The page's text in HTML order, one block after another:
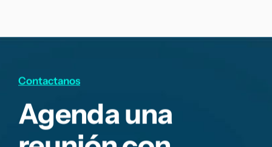
Contactanos
Agenda una